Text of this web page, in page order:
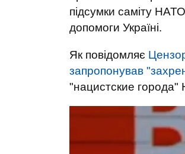
підсумки саміту
допомоги Україні.
Як повідомляє
запропонував
"нацистские города"